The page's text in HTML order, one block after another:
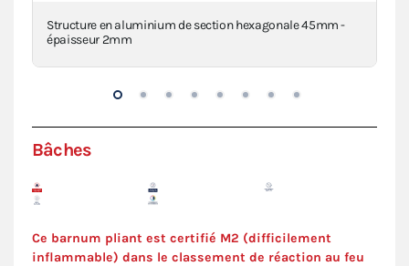
Structure en aluminium de section hexagonale 45mm -
épaisseur 2mm
Bâches
Ce barnum pliant est certifié M2 (difficilement
inflammable) dans le classement de réaction au feu